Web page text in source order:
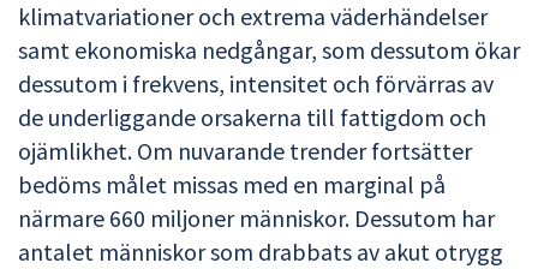
klimatvariationer och extrema väderhändelser
samt ekonomiska nedgångar, som dessutom ökar
dessutom i frekvens, intensitet och förvärras av
de underliggande orsakerna till fattigdom och
ojämlikhet. Om nuvarande trender fortsätter
bedöms målet missas med en marginal på
närmare 660 miljoner människor. Dessutom har
antalet människor som drabbats av akut otrygg